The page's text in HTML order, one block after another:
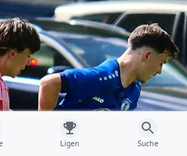
Ligen Suche